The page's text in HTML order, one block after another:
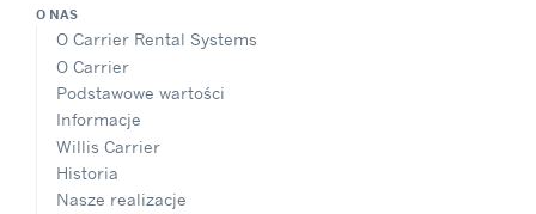
O NAS
O Carrier Rental Systems
O Carrier
Podstawowe wartości
Informacje
Willis Carrier
Historia
Nasze realizacje